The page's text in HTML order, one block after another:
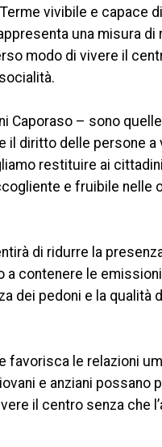
vivibile e capace
una misura di
modo di vivere il
Caporaso – sono
il diritto delle persone a
restituire ai
e fruibile nelle
di ridurre la
contenere le emissioni
dei pedoni e la qualità
favorisca le relazioni
e anziani possano
il centro senza che